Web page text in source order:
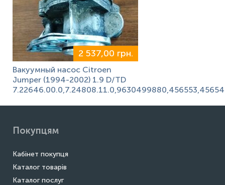
2 537,00 грн.
Вакуумный насос Citroen
Jumper (1994-2002) 1.9 D/TD
Покупцям
Кабінет покупця
Каталог товарів
Каталог послуг